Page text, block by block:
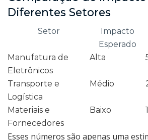
Diferentes Setores
Setor
Impacto
Esperado
Manufatura de
Eletrônicos
Alta
Transporte e
Logística
Médio
Materiais e
Fornecedores
Baixo
Esses números são apenas uma